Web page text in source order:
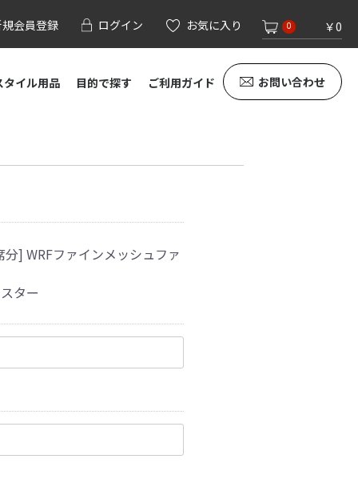
会員登録 ログイン お気に入り 0 ￥0
タイル用品 目的で探す ご利用ガイド お問い合わせ
] WRFファインメッシュファ
ター